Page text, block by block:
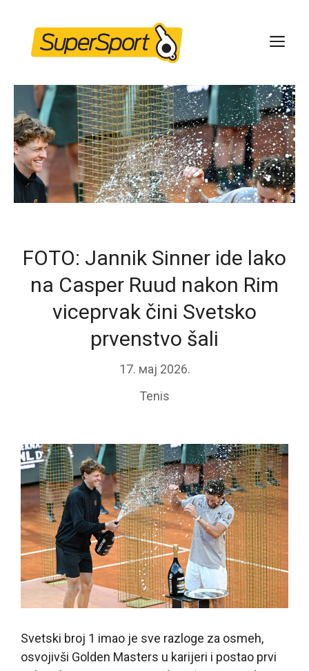
content
FOTO: Jannik Sinner ide lako
na Casper Ruud nakon Rim
viceprvak čini Svetsko
prvenstvo šali
17. мај 2026.
Tenis
Svetski broj 1 imao je sve razloge za osmeh,
osvojivši Golden Masters u karijeri i postao prvi